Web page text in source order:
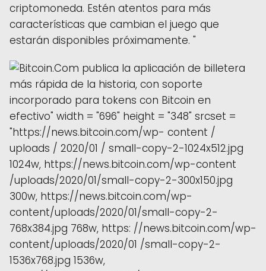
criptomoneda. Estén atentos para más
características que cambian el juego que
estarán disponibles próximamente. "